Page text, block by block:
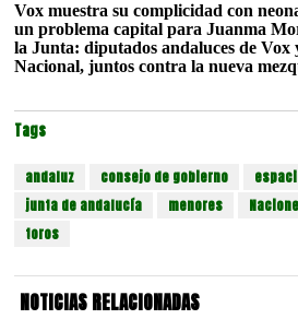
Vox muestra su complicidad con
un problema capital para Juanma
la Junta: diputados andaluces de Vox
Nacional, juntos contra la nueva
Tags
andaluz consejo de gobierno
junta de andalucía
menores
toros
NOTICIAS RELACIONADAS